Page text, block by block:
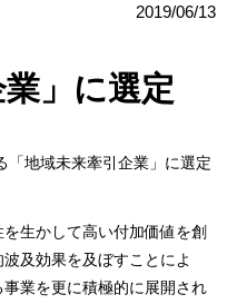
2019/06/13
業」に選定
「地域未来牽引企業」に選定
生かして高い付加価値を創
及効果を及ぼすことによ
業を更に積極的に展開され